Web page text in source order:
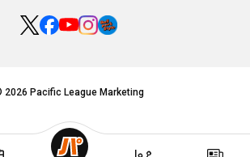
2026 Pacific League Marketing